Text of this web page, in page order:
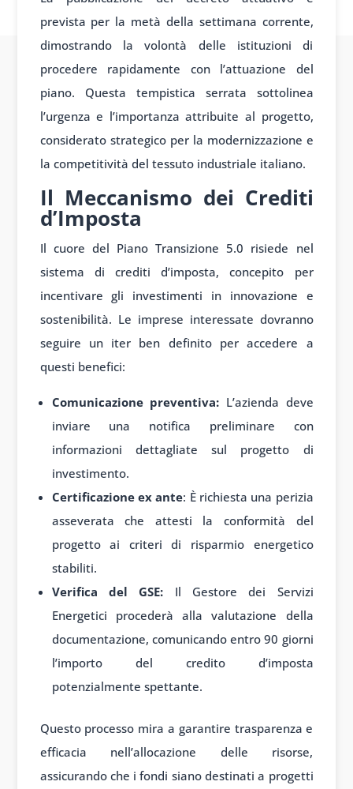
prevista per la metà della settimana corrente,
dimostrando la volontà delle istituzioni di
procedere rapidamente con l’attuazione del
piano. Questa tempistica serrata sottolinea
l’urgenza e l’importanza attribuite al progetto,
considerato strategico per la modernizzazione e
la competitività del tessuto industriale italiano.
Il Meccanismo dei Crediti
d’Imposta
Il cuore del Piano Transizione 5.0 risiede nel
sistema di crediti d’imposta, concepito per
incentivare gli investimenti in innovazione e
sostenibilità. Le imprese interessate dovranno
seguire un iter ben definito per accedere a
questi benefici:
Comunicazione preventiva: L’azienda deve
inviare una notifica preliminare con
informazioni dettagliate sul progetto di
investimento.
Certificazione ex ante: È richiesta una perizia
asseverata che attesti la conformità del
progetto ai criteri di risparmio energetico
stabiliti.
Verifica del GSE: Il Gestore dei Servizi
Energetici procederà alla valutazione della
documentazione, comunicando entro 90 giorni
l’importo del credito d’imposta
potenzialmente spettante.
Questo processo mira a garantire trasparenza e
efficacia nell’allocazione delle risorse,
assicurando che i fondi siano destinati a progetti